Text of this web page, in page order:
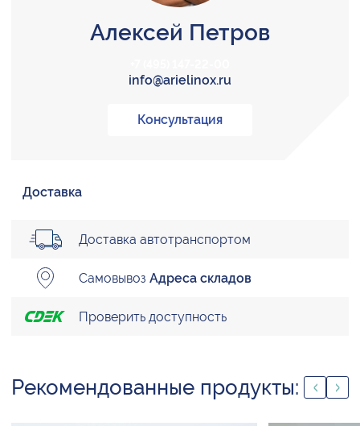
Алексей Петров
info@arielinox.ru
Консультация
Доставка
Доставка автотранспортом
Самовывоз Адреса складов
Проверить доступность
Рекомендованные продукты: